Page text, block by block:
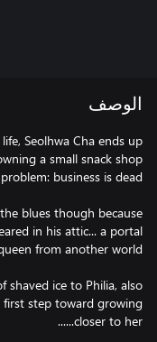
الوصف
Seolhwa Cha ends up
blues though because
shaved ice to Philia, also
first step toward growing